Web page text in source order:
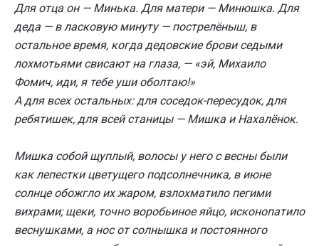
Для отца он — Минька. Для матери — Минюшка. Для
деда — в ласковую минуту — пострелёныш, в
остальное время, когда дедовские брови седыми
лохмотьями свисают на глаза, — «эй, Михаило
Фомич, иди, я тебе уши оболтаю!»
А для всех остальных: для соседок-пересудок, для
ребятишек, для всей станицы — Мишка и Нахалёнок.
Мишка собой щуплый, волосы у него с весны были
как лепестки цветущего подсолнечника, в июне
солнце обожгло их жаром, взлохматило пегими
вихрами; щеки, точно воробьиное яйцо, исконопатило
веснушками, а нос от солнышка и постоянного